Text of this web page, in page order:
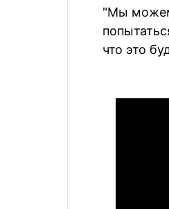
"Мы можем
что это